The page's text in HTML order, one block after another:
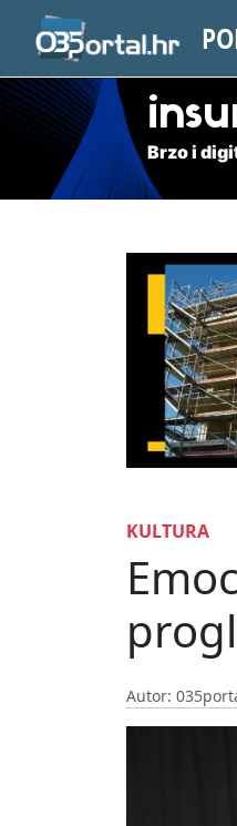
Brzo i
KULTURA
Autor: